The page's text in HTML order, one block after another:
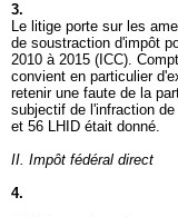
3.
Le litige porte sur les
de soustraction d'impôt
2010 à 2015 (ICC).
convient en particulier
retenir une faute de la
subjectif de l'infraction
et 56 LHID était donné.
II. Impôt fédéral direct
4.